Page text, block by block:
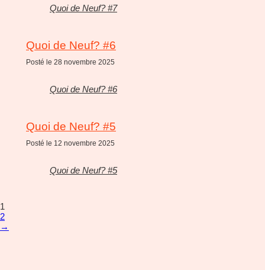
Quoi de Neuf? #7
Quoi de Neuf? #6
Posté le 28 novembre 2025
Quoi de Neuf? #6
Quoi de Neuf? #5
Posté le 12 novembre 2025
Quoi de Neuf? #5
1
2
→